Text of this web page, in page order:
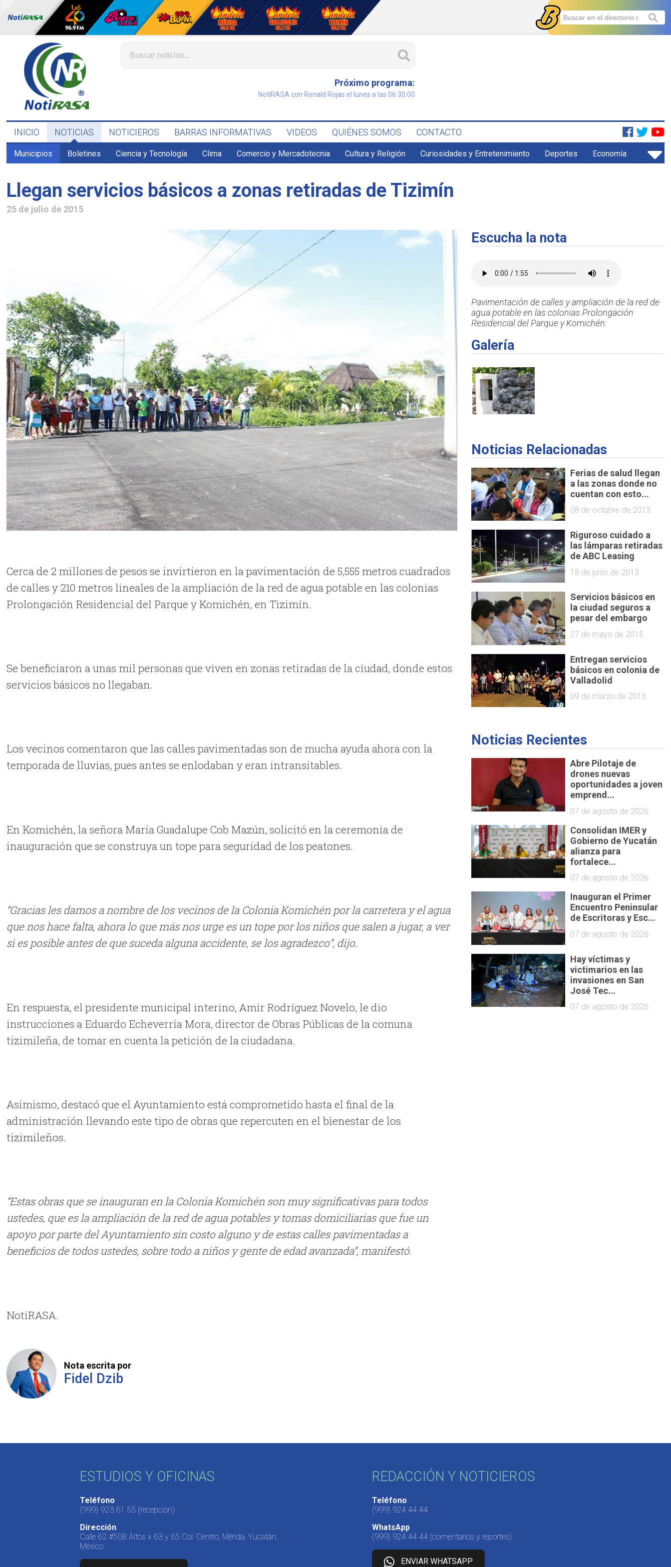
Próximo programa:
NotiRASA con Ronald Rojas el lunes a las 06:30:00
INICIO NOTICIAS NOTICIEROS BARRAS INFORMATIVAS VIDEOS QUIÉNES SOMOS CONTACTO
Municipios Boletines Ciencia y Tecnología Clima Comercio y Mercadotecnia Cultura y Religión Curiosidades y Entretenimiento Deportes Economía
Llegan servicios básicos a zonas retiradas de Tizimín
25 de julio de 2015
Cerca de 2 millones de pesos se invirtieron en la pavimentación de 5,555 metros cuadrados
de calles y 210 metros lineales de la ampliación de la red de agua potable en las colonias
Prolongación Residencial del Parque y Komichén, en Tizimín.
Se beneficiaron a unas mil personas que viven en zonas retiradas de la ciudad, donde estos
servicios básicos no llegaban.
Los vecinos comentaron que las calles pavimentadas son de mucha ayuda ahora con la
temporada de lluvias, pues antes se enlodaban y eran intransitables.
En Komichén, la señora María Guadalupe Cob Mazún, solicitó en la ceremonia de
inauguración que se construya un tope para seguridad de los peatones.
“Gracias les damos a nombre de los vecinos de la Colonia Komichén por la carretera y el agua
que nos hace falta, ahora lo que más nos urge es un tope por los niños que salen a jugar, a ver
si es posible antes de que suceda alguna accidente, se los agradezco”, dijo.
En respuesta, el presidente municipal interino, Amir Rodríguez Novelo, le dio
instrucciones a Eduardo Echeverría Mora, director de Obras Públicas de la comuna
tizimileña, de tomar en cuenta la petición de la ciudadana.
Asimismo, destacó que el Ayuntamiento está comprometido hasta el final de la
administración llevando este tipo de obras que repercuten en el bienestar de los
tizimileños.
“Estas obras que se inauguran en la Colonia Komichén son muy significativas para todos
ustedes, que es la ampliación de la red de agua potables y tomas domiciliarias que fue un
apoyo por parte del Ayuntamiento sin costo alguno y de estas calles pavimentadas a
beneficios de todos ustedes, sobre todo a niños y gente de edad avanzada”, manifestó.
NotiRASA.
Nota escrita por
Fidel Dzib
Escucha la nota
Pavimentación de calles y ampliación de la red de
agua potable en las colonias Prolongación
Residencial del Parque y Komichén.
Galería
Noticias Relacionadas
Ferias de salud llegan
a las zonas donde no
cuentan con esto...
08 de octubre de 2013
Riguroso cuidado a
las lámparas retiradas
de ABC Leasing
18 de junio de 2013
Servicios básicos en
la ciudad seguros a
pesar del embargo
27 de mayo de 2015
Entregan servicios
básicos en colonia de
Valladolid
09 de marzo de 2015
Noticias Recientes
Abre Pilotaje de
drones nuevas
oportunidades a joven
emprend...
07 de agosto de 2026
Consolidan IMER y
Gobierno de Yucatán
alianza para
fortalece...
07 de agosto de 2026
Inauguran el Primer
Encuentro Peninsular
de Escritoras y Esc...
07 de agosto de 2026
Hay víctimas y
victimarios en las
invasiones en San
José Tec...
07 de agosto de 2026
ESTUDIOS Y OFICINAS
Teléfono
(999) 923 61 55 (recepción)
Dirección
Calle 62 #508 Altos x 63 y 65 Col. Centro, Mérida, Yucatán,
México.
REDACCIÓN Y NOTICIEROS
Teléfono
(999) 924 44 44
WhatsApp
(999) 924 44 44 (comentarios y reportes)
ENVIAR WHATSAPP